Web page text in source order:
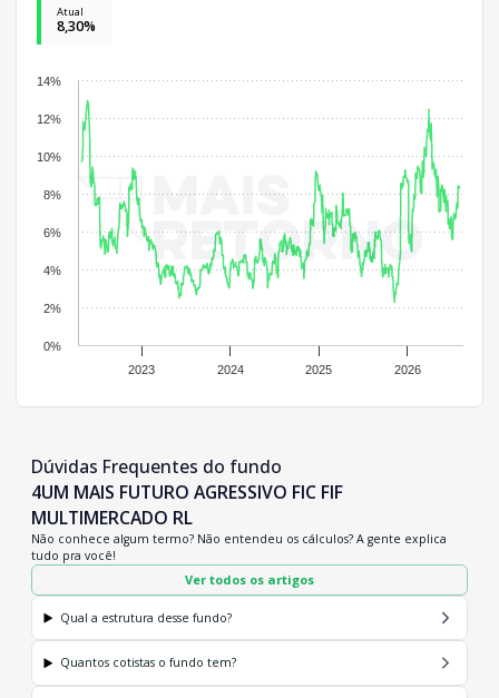
Atual
8,30%
2023 2024 2025 2026
0%
2%
4%
6%
8%
10%
12%
14%
Dúvidas Frequentes do fundo
4UM MAIS FUTURO AGRESSIVO FIC FIF
MULTIMERCADO RL
Não conhece algum termo? Não entendeu os cálculos? A gente explica
tudo pra você!
Ver todos os artigos
Qual a estrutura desse fundo?
Quantos cotistas o fundo tem?